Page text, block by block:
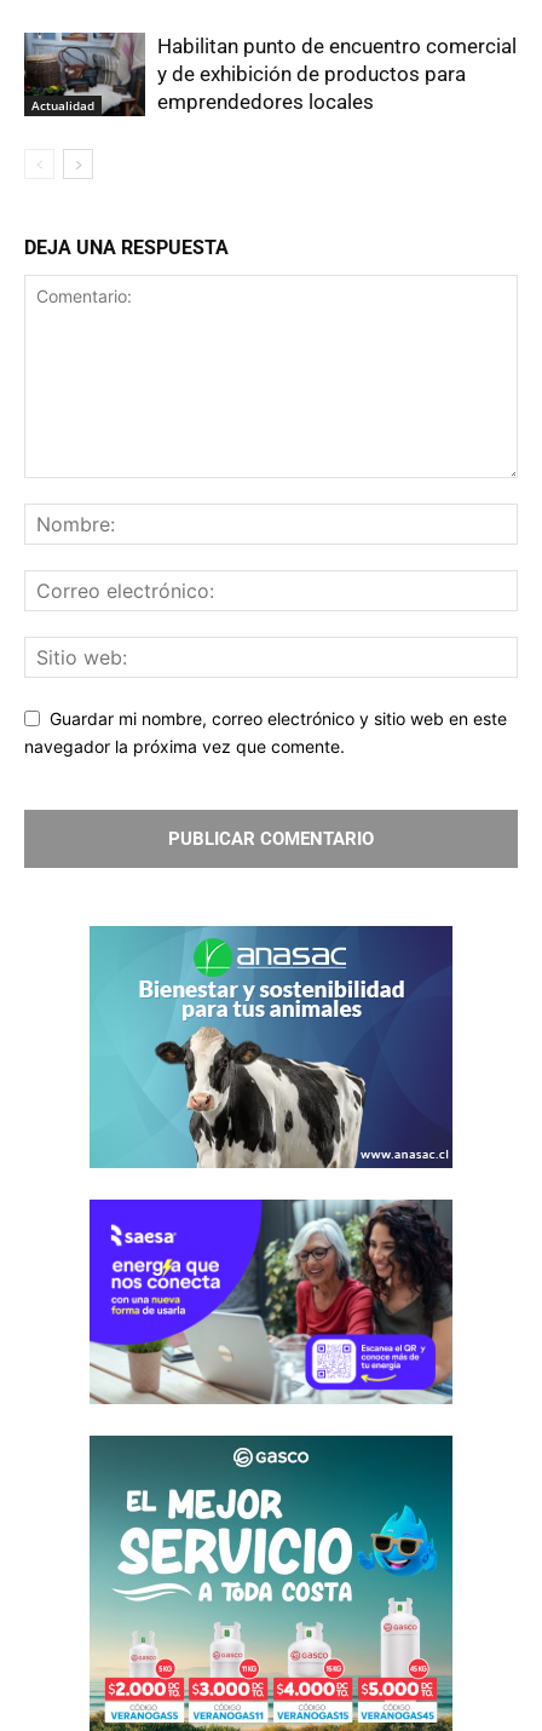
Actualidad
Habilitan punto de encuentro comercial
y de exhibición de productos para
emprendedores locales
DEJA UNA RESPUESTA
Guardar mi nombre, correo electrónico y sitio web en este
navegador la próxima vez que comente.